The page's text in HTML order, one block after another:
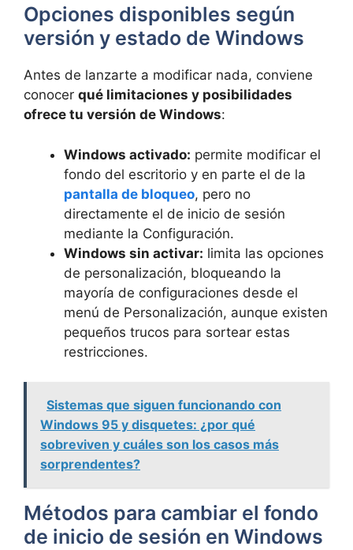
Opciones disponibles según
versión y estado de Windows
Antes de lanzarte a modificar nada, conviene
conocer qué limitaciones y posibilidades
ofrece tu versión de Windows:
Windows activado: permite modificar el
fondo del escritorio y en parte el de la
pantalla de bloqueo, pero no
directamente el de inicio de sesión
mediante la Configuración.
Windows sin activar: limita las opciones
de personalización, bloqueando la
mayoría de configuraciones desde el
menú de Personalización, aunque existen
pequeños trucos para sortear estas
restricciones.
Sistemas que siguen funcionando con
Windows 95 y disquetes: ¿por qué
sobreviven y cuáles son los casos más
sorprendentes?
Métodos para cambiar el fondo
de inicio de sesión en Windows